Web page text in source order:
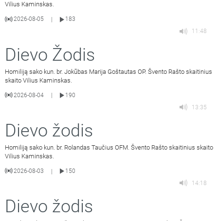
Vilius Kaminskas.
2026-08-05
183
11:48
Dievo Žodis
Homiliją sako kun. br. Jokūbas Marija Goštautas OP. Švento Rašto skaitinius
skaito Vilius Kaminskas.
2026-08-04
190
13:35
Dievo žodis
Homiliją sako kun. br. Rolandas Taučius OFM. Švento Rašto skaitinius skaito
Vilius Kaminskas.
2026-08-03 |
150
14:18
Dievo žodis